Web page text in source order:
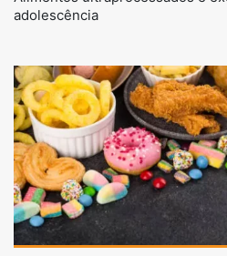
adolescência